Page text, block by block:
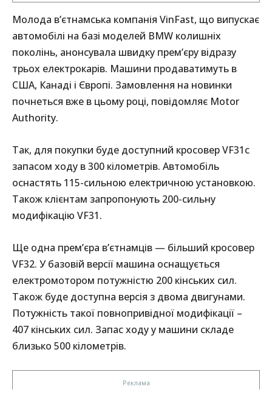
Молода в’єтнамська компанія VinFast, що випускає
автомобілі на базі моделей BMW колишніх
поколінь, анонсувала швидку прем’єру відразу
трьох електрокарів. Машини продаватимуть в
США, Канаді і Європі. Замовлення на новинки
почнеться вже в цьому році, повідомляє Motor
Authority.
Так, для покупки буде доступний кросовер VF31c
запасом ходу в 300 кілометрів. Автомобіль
оснастять 115-сильною електричною установкою.
Також клієнтам запропонують 200-сильну
модифікацію VF31.
Ще одна прем’єра в’єтнамців — більший кросовер
VF32. У базовій версії машина оснащується
електромотором потужністю 200 кінських сил.
Також буде доступна версія з двома двигунами.
Потужність такої повнопривідної модифікації –
407 кінських сил. Запас ходу у машини складе
близько 500 кілометрів.